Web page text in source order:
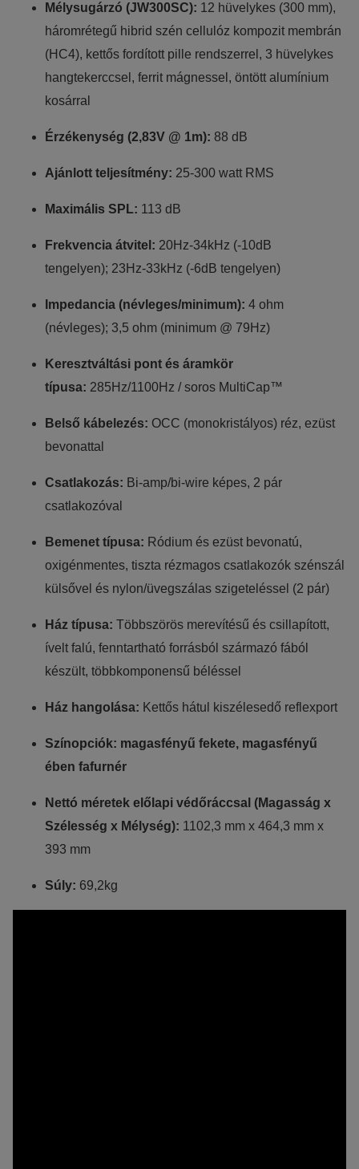
Mélysugárzó (JW300SC): 12 hüvelykes (300 mm),
háromrétegű hibrid szén cellulóz kompozit membrán
(HC4), kettős fordított pille rendszerrel, 3 hüvelykes
hangtekerccsel, ferrit mágnessel, öntött alumínium
kosárral
Érzékenység (2,83V @ 1m): 88 dB
Ajánlott teljesítmény: 25-300 watt RMS
Maximális SPL: 113 dB
Frekvencia átvitel: 20Hz-34kHz (-10dB
tengelyen); 23Hz-33kHz (-6dB tengelyen)
Impedancia (névleges/minimum): 4 ohm
(névleges); 3,5 ohm (minimum @ 79Hz)
Keresztváltási pont és áramkör
típusa: 285Hz/1100Hz / soros MultiCap™
Belső kábelezés: OCC (monokristályos) réz, ezüst
bevonattal
Csatlakozás: Bi-amp/bi-wire képes, 2 pár
csatlakozóval
Bemenet típusa: Ródium és ezüst bevonatú,
oxigénmentes, tiszta rézmagos csatlakozók szénszál
külsővel és nylon/üvegszálas szigeteléssel (2 pár)
Ház típusa: Többszörös merevítésű és csillapított,
ívelt falú, fenntartható forrásból származó fából
készült, többkomponensű béléssel
Ház hangolása: Kettős hátul kiszélesedő reflexport
Színopciók: magasfényű fekete, magasfényű
ében fafurnér
Nettó méretek előlapi védőráccsal (Magasság x
Szélesség x Mélység): 1102,3 mm x 464,3 mm x
393 mm
Súly: 69,2kg